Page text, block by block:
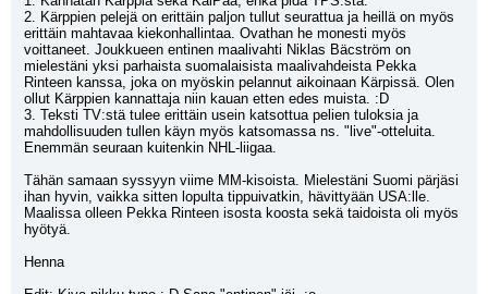
2. Kärppien pelejä on erittäin paljon tullut seurattua ja heillä on myös
erittäin mahtavaa kiekonhallintaa. Ovathan he monesti myös
voittaneet. Joukkueen entinen maalivahti Niklas Bäcström on
mielestäni yksi parhaista suomalaisista maalivahdeista Pekka
Rinteen kanssa, joka on myöskin pelannut aikoinaan Kärpissä. Olen
ollut Kärppien kannattaja niin kauan etten edes muista. :D
3. Teksti TV:stä tulee erittäin usein katsottua pelien tuloksia ja
mahdollisuuden tullen käyn myös katsomassa ns. "live"-otteluita.
Enemmän seuraan kuitenkin NHL-liigaa.
Tähän samaan syssyyn viime MM-kisoista. Mielestäni Suomi pärjäsi
ihan hyvin, vaikka sitten lopulta tippuivatkin, hävittyään USA:lle.
Maalissa olleen Pekka Rinteen isosta koosta sekä taidoista oli myös
hyötyä.
Henna